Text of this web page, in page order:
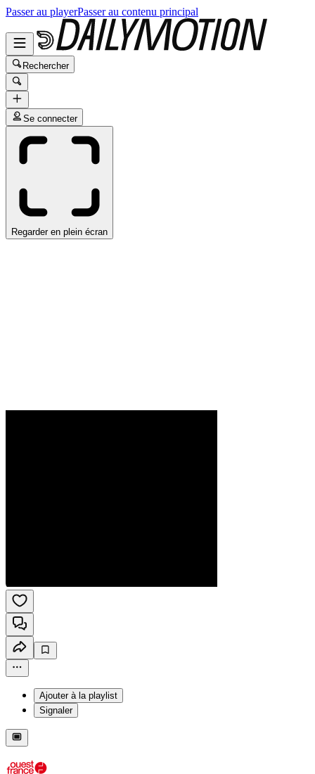
Passer au playerPasser au contenu principal
Rechercher
Se connecter
Regarder en plein écran
Ajouter à la playlist
Signaler